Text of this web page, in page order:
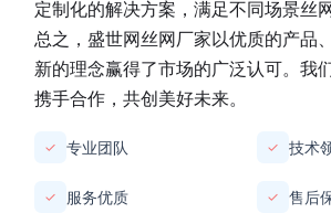
定制化的解决方案，满足不同场景丝网
总之， 盛世网丝网厂家以优质的产品
新的理念赢得了市场的广泛认可。我
携手合作，共创美好未来。
✓ 专业团队 ✓ 技术
✓ 服务优质 ✓ 售后